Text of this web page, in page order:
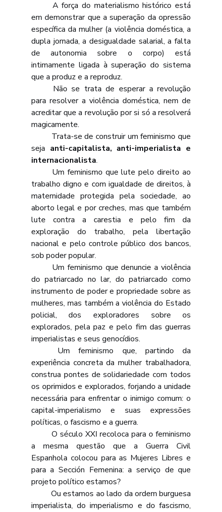
em demonstrar que a superação da opressão
específica da mulher (a violência doméstica, a
dupla jornada, a desigualdade salarial, a falta
de autonomia sobre o corpo) está
intimamente ligada à superação do sistema
que a produz e a reproduz.
para resolver a violência doméstica, nem de
acreditar que a revolução por si só a resolverá
magicamente.
seja anti-capitalista, anti-imperialista e
internacionalista.
trabalho digno e com igualdade de direitos, à
maternidade protegida pela sociedade, ao
aborto legal e por creches, mas que também
lute contra a carestia e pelo fim da
exploração do trabalho, pela libertação
nacional e pelo controle público dos bancos,
sob poder popular.
do patriarcado no lar, do patriarcado como
instrumento de poder e propriedade sobre as
mulheres, mas também a violência do Estado
policial, dos exploradores sobre os
explorados, pela paz e pelo fim das guerras
imperialistas e seus genocídios.
experiência concreta da mulher trabalhadora,
construa pontes de solidariedade com todos
os oprimidos e explorados, forjando a unidade
necessária para enfrentar o inimigo comum: o
capital-imperialismo e suas expressões
políticas, o fascismo e a guerra.
a mesma questão que a Guerra Civil
Espanhola colocou para as Mujeres Libres e
para a Sección Femenina: a serviço de que
projeto político estamos?
	Ou estamos ao lado da ordem burguesa
imperialista, do imperialismo e do fascismo,